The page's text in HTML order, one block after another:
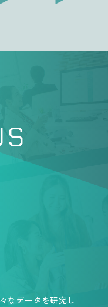
なデータを研究し